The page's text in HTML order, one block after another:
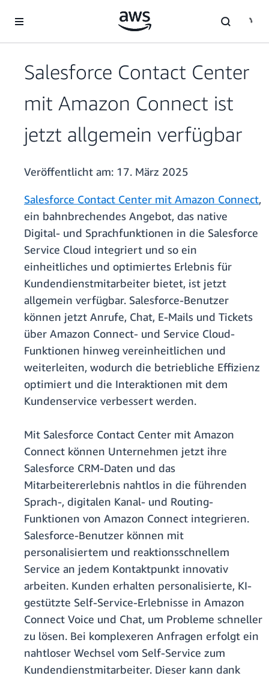
Überspringen zum Hauptinhalt
Salesforce Contact Center
mit Amazon Connect ist
jetzt allgemein verfügbar
Veröffentlicht am: 17. März 2025
Salesforce Contact Center mit Amazon Connect,
ein bahnbrechendes Angebot, das native
Digital- und Sprachfunktionen in die Salesforce
Service Cloud integriert und so ein
einheitliches und optimiertes Erlebnis für
Kundendienstmitarbeiter bietet, ist jetzt
allgemein verfügbar. Salesforce-Benutzer
können jetzt Anrufe, Chat, E-Mails und Tickets
über Amazon Connect- und Service Cloud-
Funktionen hinweg vereinheitlichen und
weiterleiten, wodurch die betriebliche Effizienz
optimiert und die Interaktionen mit dem
Kundenservice verbessert werden.
Mit Salesforce Contact Center mit Amazon
Connect können Unternehmen jetzt ihre
Salesforce CRM-Daten und das
Mitarbeitererlebnis nahtlos in die führenden
Sprach-, digitalen Kanal- und Routing-
Funktionen von Amazon Connect integrieren.
Salesforce-Benutzer können mit
personalisiertem und reaktionsschnellem
Service an jedem Kontaktpunkt innovativ
arbeiten. Kunden erhalten personalisierte, KI-
gestützte Self-Service-Erlebnisse in Amazon
Connect Voice und Chat, um Probleme schneller
zu lösen. Bei komplexeren Anfragen erfolgt ein
nahtloser Wechsel vom Self-Service zum
Kundendienstmitarbeiter. Dieser kann dank